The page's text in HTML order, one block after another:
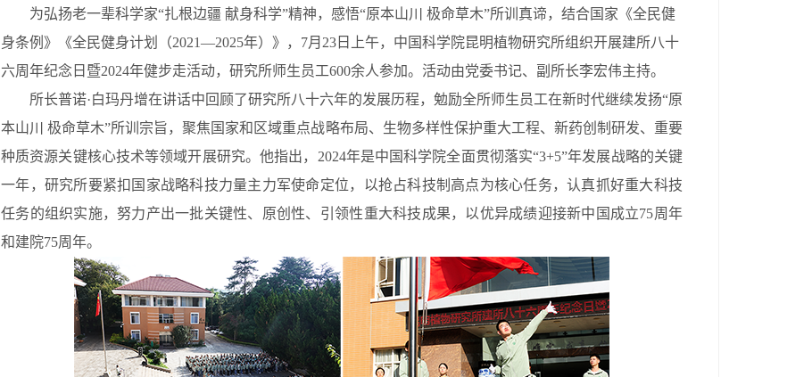
为弘扬老一辈科学家“扎根边疆 献身科学”精神，感悟“原本山川 极命草木”所训真谛，结合国家《全民健
身条例》《全民健身计划
（2021—2025年） 》， 7月 23 日上午，中国科学院昆明植物研究所组织开展建所八十
六周年纪念日暨2024年健步走活动，研究所师生员工600余人参加。活动由党委书记、 副所长李宏伟主持。
所长普诺·白玛丹增在讲话中 回顾了研究所八十六年的发展历程，勉励全所师生员工在新时代继续发扬“原
本山川 极命草木”所训宗旨，聚焦 国家和区域重点战略布局、生物多样性保护重大工程、新药创制研发、重要
种质资源关键核心技术等领域开展研究。他指出， 2024年是中国科学院全面贯彻落实“3+5”年发展战略的关键
一年，研究所要紧扣国家战略科技力量主力军使命定位，以抢占科技制高点为核心任务，认真抓好重大科技
任务的组织实施，努力产出一批关键性、原创性、引领性重大科技成果，以优异成绩迎接新中国成立75周年
和建院75周年。